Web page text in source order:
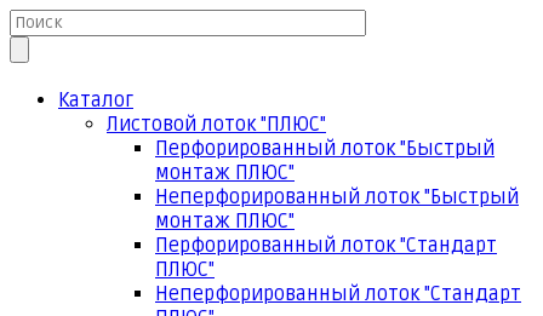
Каталог
Листовой лоток "ПЛЮС"
Перфорированный лоток "Быстрый
монтаж ПЛЮС"
Неперфорированный лоток "Быстрый
монтаж ПЛЮС"
Перфорированный лоток "Стандарт
ПЛЮС"
Неперфорированный лоток "Стандарт